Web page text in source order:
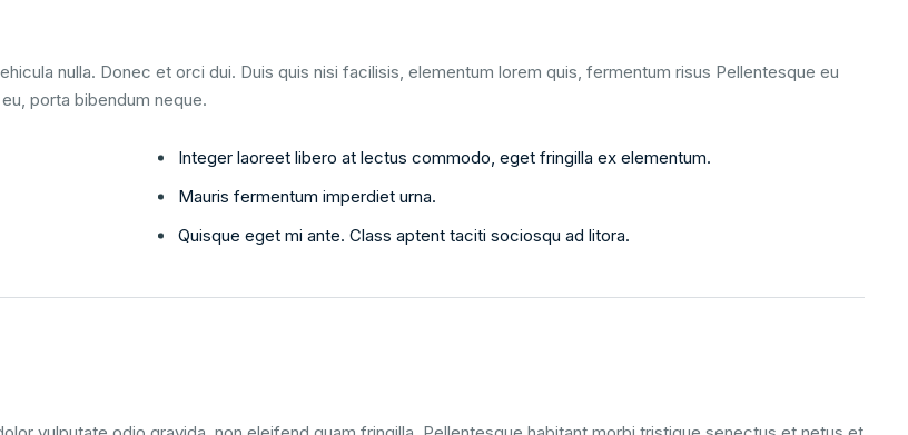
nulla. Donec et orci dui. Duis quis nisi facilisis, elementum lorem quis, fermentum risus Pellentesque eu
porta bibendum neque.
Integer laoreet libero at lectus commodo, eget fringilla ex elementum.
Mauris fermentum imperdiet urna.
Quisque eget mi ante. Class aptent taciti sociosqu ad litora.